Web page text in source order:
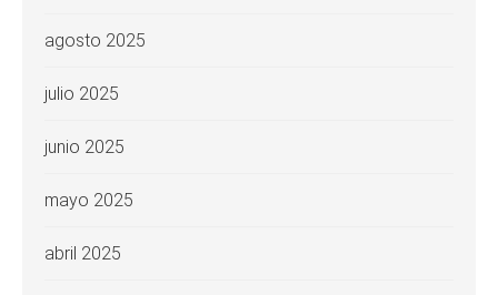
agosto 2025
julio 2025
junio 2025
mayo 2025
abril 2025